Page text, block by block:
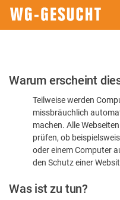
Bitte
dass
sind
Warum erscheint
Teilweise werden
missbräuchlich
machen. Alle
prüfen, ob
oder einem Computer
den Schutz einer
Was ist zu tun?